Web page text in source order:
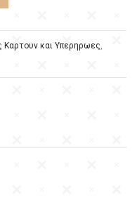
Καρτουν και Υπερηρωες,